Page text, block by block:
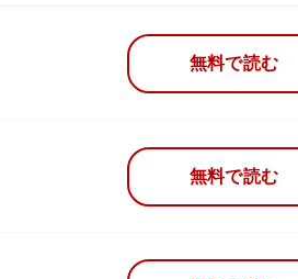
無料で読む
無料で読む